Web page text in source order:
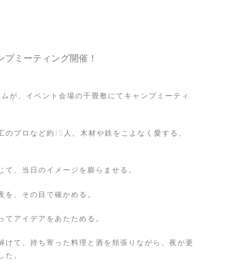
ミーティング開催！
、イベント会場の千畳敷にてキャンプミーティ
プロなど約15人。木材や鉄をこよなく愛する、
、当日のイメージを膨らませる。
、その目で確かめる。
アイデアをあたためる。
て、持ち寄った料理と酒を頬張りながら、夜が更
た。